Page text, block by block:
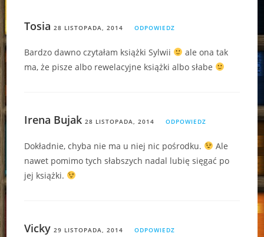
Tosia 28 LISTOPADA, 2014 ODPOWIEDZ
Bardzo dawno czytałam książki Sylwii
ale ona tak
ma, że pisze albo rewelacyjne książki albo słabe
Irena Bujak 28 LISTOPADA, 2014 ODPOWIEDZ
Dokładnie, chyba nie ma u niej nic pośrodku.
Ale
nawet pomimo tych słabszych nadal lubię sięgać po
jej książki.
Vicky 29 LISTOPADA, 2014 ODPOWIEDZ